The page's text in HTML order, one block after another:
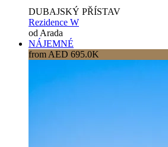
DUBAJSKÝ PŘÍSTAV
Rezidence W
od Arada
NÁJEMNÉ
from AED 695.0K